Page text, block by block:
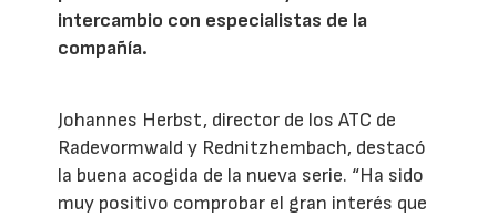
intercambio con especialistas de la
compañía.
Johannes Herbst, director de los ATC de
Radevormwald y Rednitzhembach, destacó
la buena acogida de la nueva serie. “Ha sido
muy positivo comprobar el gran interés que